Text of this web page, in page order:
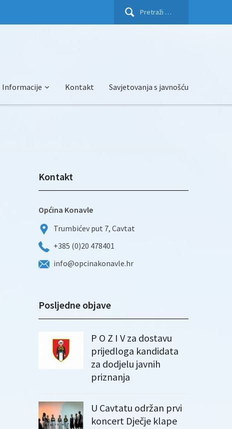
Pretraži:
Informacije Kontakt Savjetovanja s javnošću
Kontakt
Općina Konavle
Trumbićev put 7, Cavtat
+385 (0)20 478401
info@opcinakonavle.hr
Posljedne objave
P O Z I V za dostavu
prijedloga kandidata
za dodjelu javnih
priznanja
U Cavtatu održan prvi
koncert Dječje klape